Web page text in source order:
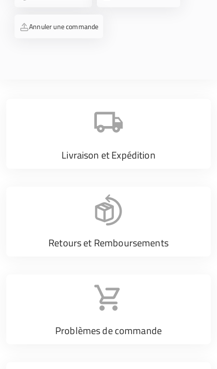
Annuler une commande
Livraison et Expédition
Retours et Remboursements
Problèmes de commande